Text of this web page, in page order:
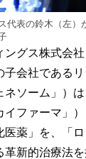
代表の鈴木（左
ングス株式会
子会社である
ネソーム」）
ファーマ」
薬」を、「
新的治療法